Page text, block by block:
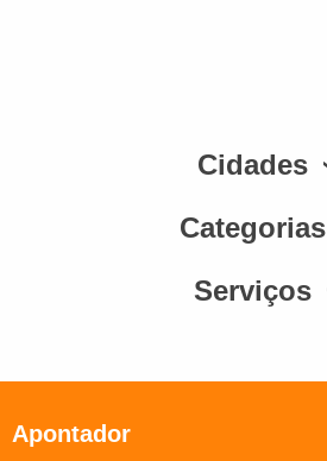
Cidades
Categorias
Serviços
Apontador